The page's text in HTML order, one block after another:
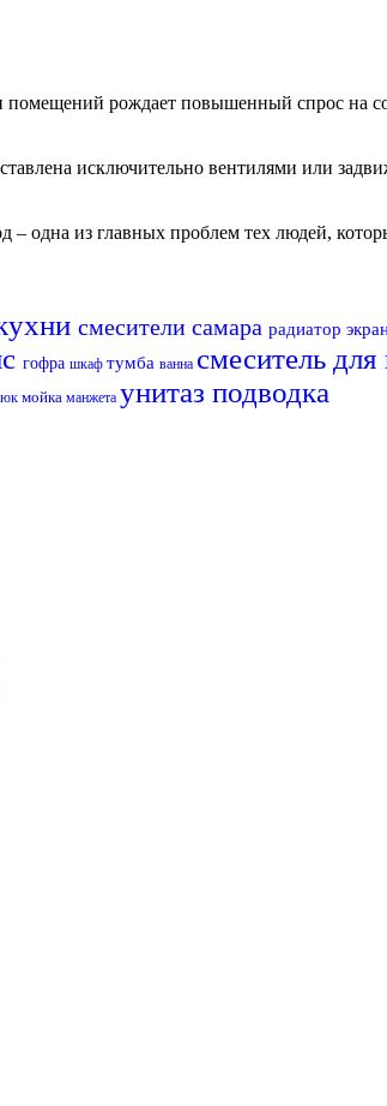
помещений рождает повышенный спрос на
исключительно вентилями или
– одна из главных проблем тех людей,
смесители самара радиатор
гофра шкаф тумба ванна смеситель
мойка манжета унитаз подводка